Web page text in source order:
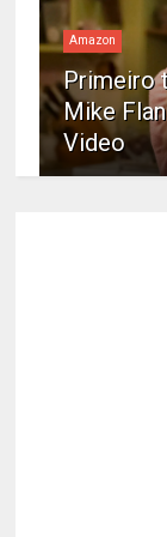
Amazon
Primeiro
Mike
Video